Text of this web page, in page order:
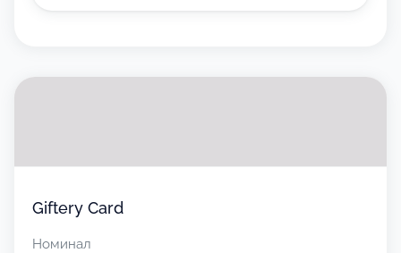
Giftery Card
Номинал